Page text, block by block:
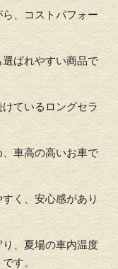
、
コストパフォー
ばれやすい商品で
ているロングセラ
車高の高いお車で
く、安心感があり
、 夏場の車内温度
す。